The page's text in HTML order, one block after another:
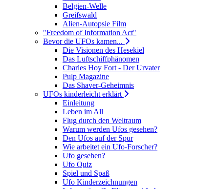
Belgien-Welle
Greifswald
Alien-Autopsie Film
"Freedom of Information Act"
Bevor die UFOs kamen...
Die Visionen des Hesekiel
Das Luftschiffphänomen
Charles Hoy Fort - Der Urvater
Pulp Magazine
Das Shaver-Geheimnis
UFOs kinderleicht erklärt
Einleitung
Leben im All
Flug durch den Weltraum
Warum werden Ufos gesehen?
Den Ufos auf der Spur
Wie arbeitet ein Ufo-Forscher?
Ufo gesehen?
Ufo Quiz
Spiel und Spaß
Ufo Kinderzeichnungen